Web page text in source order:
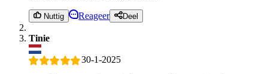
Nuttig Reageer Deel
Tinie
30-1-2025